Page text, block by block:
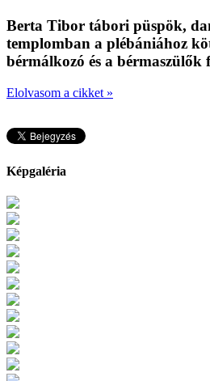
Berta Tibor tábori püspök,
templomban a plébániához
bérmálkozó és a bérmaszülők
Elolvasom a cikket »
Képgaléria